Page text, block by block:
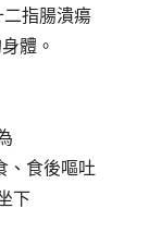
指腸潰瘍
體。
、食後嘔吐
下